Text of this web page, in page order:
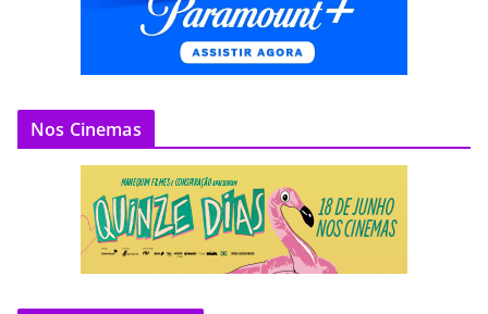
Nos Cinemas